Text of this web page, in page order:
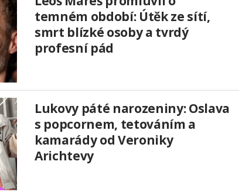
temném období: Útěk ze sítí,
smrt blízké osoby a tvrdý
profesní pád
Lukovy páté narozeniny: Oslava
s popcornem, tetováním a
kamarády od Veroniky
Arichtevy